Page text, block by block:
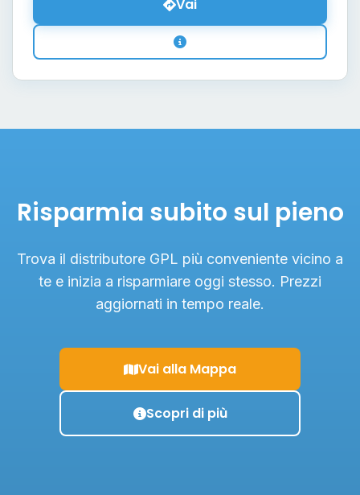
Vai
Risparmia subito sul pieno
Trova il distributore GPL più conveniente vicino a
te e inizia a risparmiare oggi stesso. Prezzi
aggiornati in tempo reale.
Vai alla Mappa
Scopri di più